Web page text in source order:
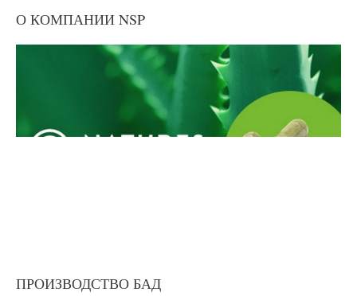
О КОМПАНИИ NSP
ПРОИЗВОДСТВО БАД